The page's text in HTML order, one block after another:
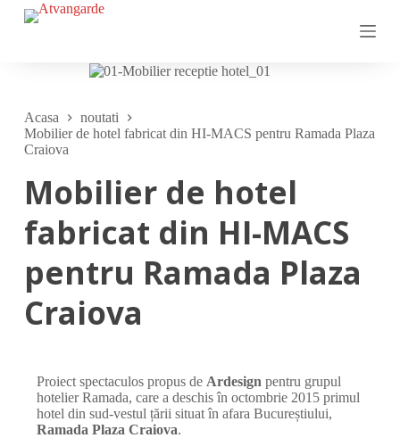
o
n
Acasa
noutati
Mobilier de hotel fabricat din HI-MACS pentru Ramada Plaza
Craiova
Mobilier de hotel
fabricat din HI-MACS
pentru Ramada Plaza
Craiova
Proiect spectaculos propus de Ardesign pentru grupul
hotelier Ramada, care a deschis în octombrie 2015 primul
hotel din sud-vestul țării situat în afara Bucureștiului,
Ramada Plaza Craiova.